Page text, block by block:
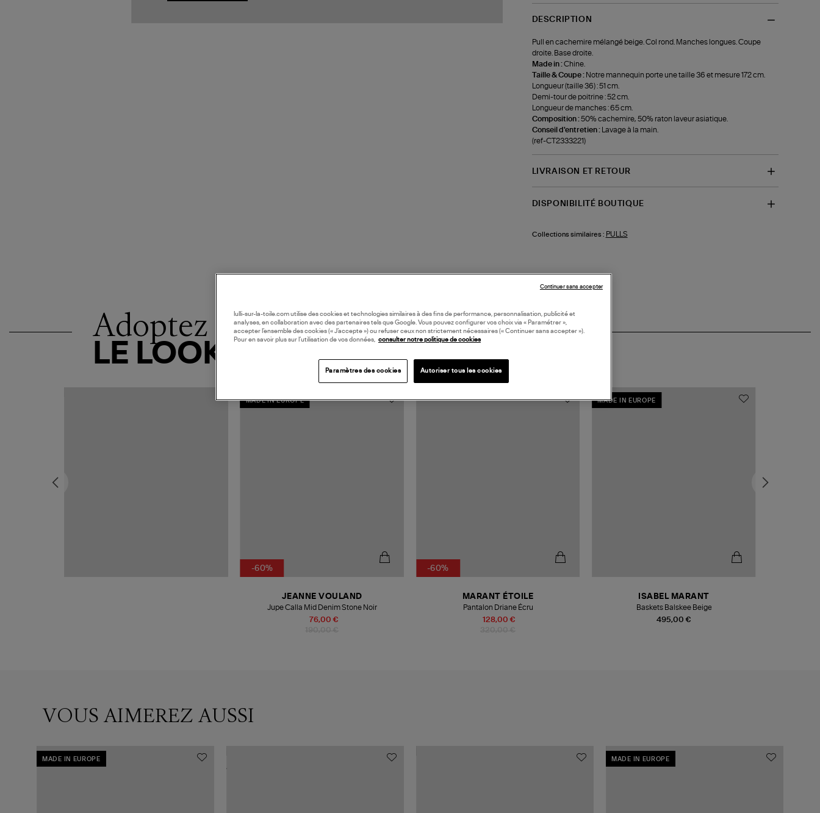
DESCRIPTION
Pull en cachemire mélangé beige. Col rond. Manches longues. Coupe
droite. Base droite.
Made in :Chine.
Taille & Coupe : Notre mannequin porte une taille 36 et mesure 172 cm.
Longueur (taille 36) : 51 cm.
Demi-tour de poitrine : 52 cm.
Longueur de manches : 65 cm.
Composition :50% cachemire, 50% raton laveur asiatique.
Conseil d'entretien :
Lavage à la main.
(ref-CT2333221)
LIVRAISON ET RETOUR
DISPONIBILITÉ BOUTIQUE
Collections similaires : PULLS
Adoptez
LE LOOK
MADE IN EUROPE
-60%
76,00 €
JEANNE VOULAND
Jupe Calla Mid Denim Stone Noir
-60%
128,00 €
MARANT ÉTOILE
Pantalon Driane Écru
MADE IN EUROPE
495,00 €
ISABEL MARANT
Baskets Balskee Beige
VOUS AIMEREZ AUSSI
MADE IN EUROPE MADE IN EUROPE
lulli-sur-la-toile.com utilise des cookies et technologies similaires à des fins de performance, personnalisation, publicité et
analyses, en collaboration avec des partenaires tels que Google. Vous pouvez configurer vos choix via « Paramétrer »,
accepter l’ensemble des cookies (« J’accepte ») ou refuser ceux non strictement nécessaires (« Continuer sans accepter »).
Pour en savoir plus sur l’utilisation de vos données, consulter notre politique de cookies
Paramètres des cookies Autoriser tous les cookies
Continuer sans accepter